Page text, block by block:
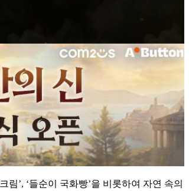
’, ‘들순이 국화빵’을 비롯하여 자연 속의